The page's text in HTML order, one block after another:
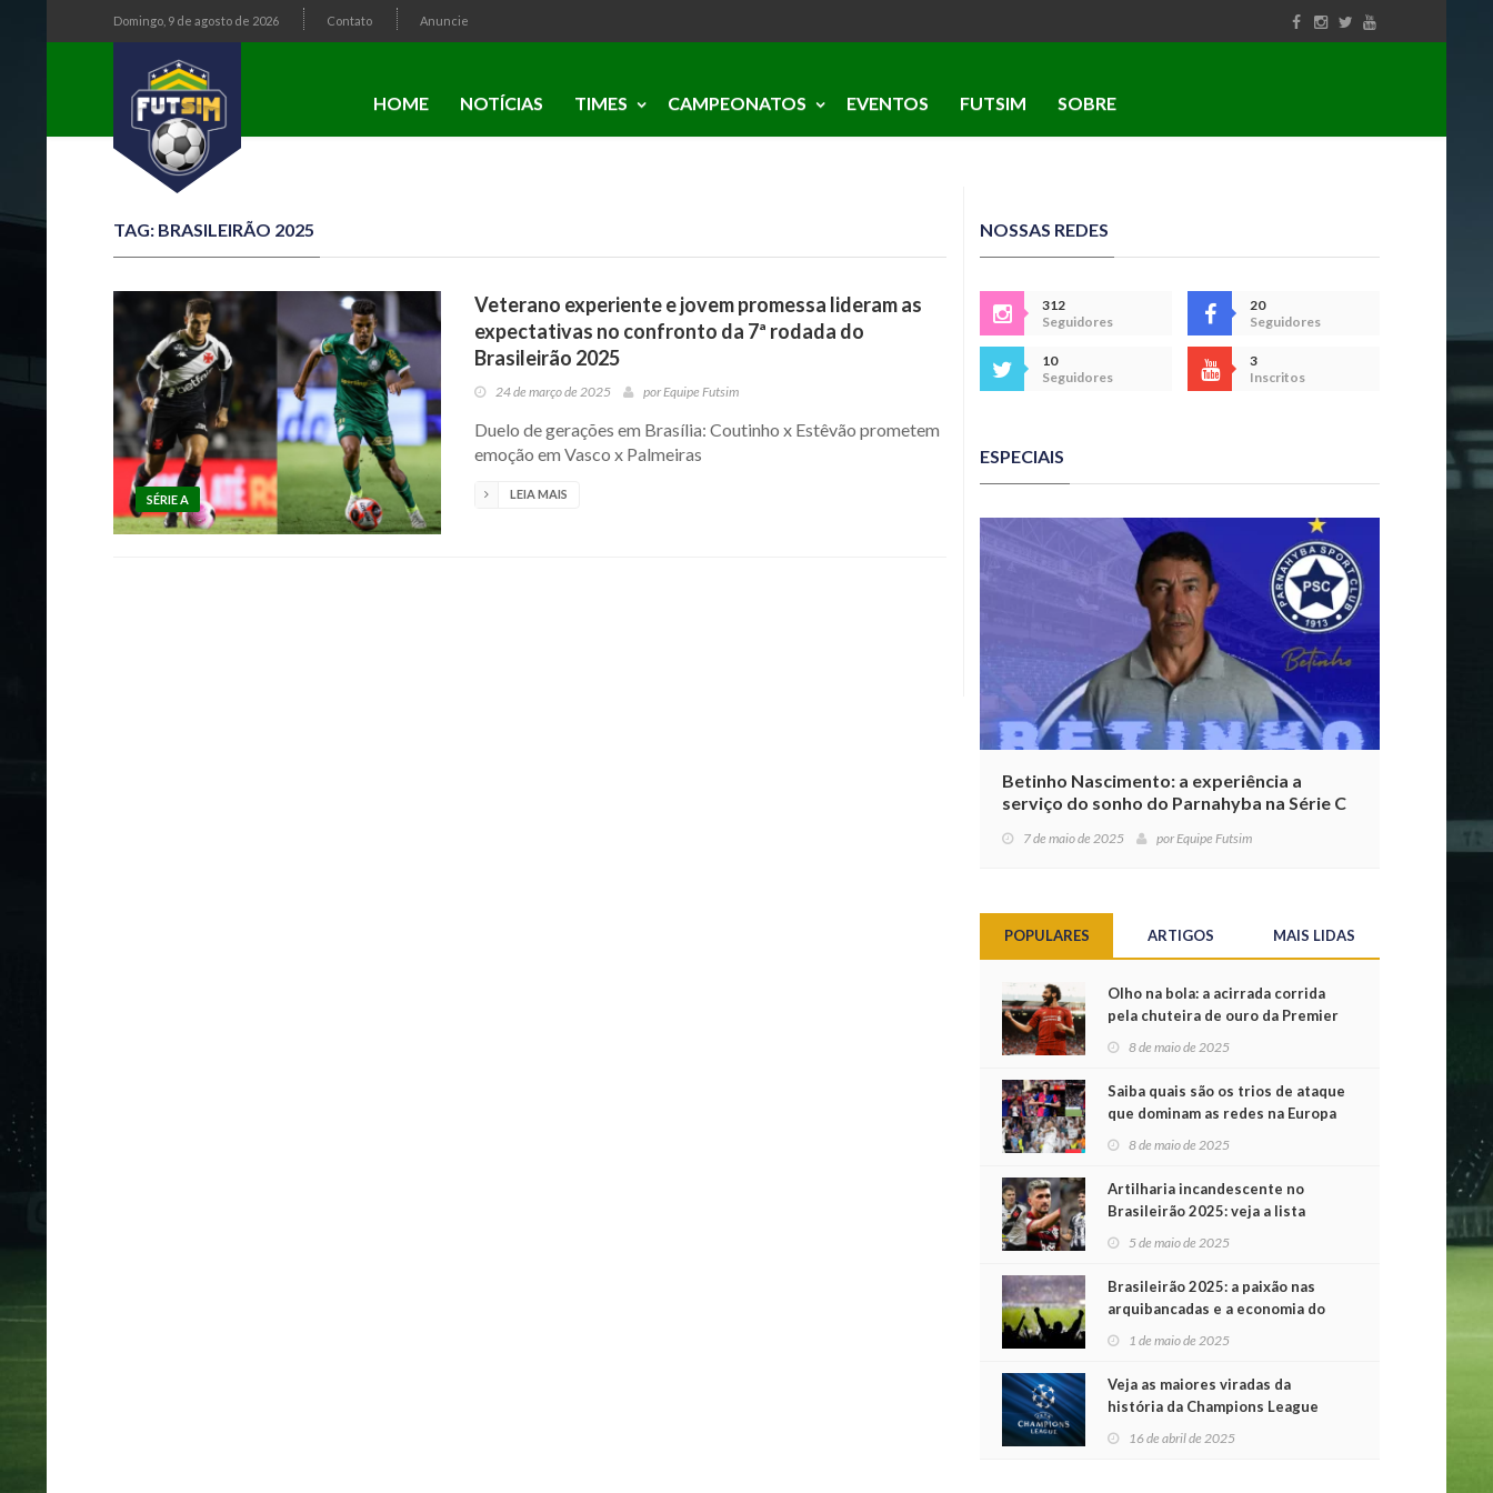
Domingo, 9 de agosto de 2026 Contato Anuncie
HOME NOTÍCIAS TIMES CAMPEONATOS EVENTOS FUTSIM SOBRE
TAG: BRASILEIRÃO 2025
SÉRIE A
Veterano experiente e jovem promessa lideram as
expectativas no confronto da 7ª rodada do
Brasileirão 2025
24 de março de 2025 porEquipe Futsim
Duelo de gerações em Brasília: Coutinho x Estêvão prometem
emoção em Vasco x Palmeiras
LEIA MAIS
NOSSAS REDES
312
Seguidores
20
Seguidores
10
Seguidores
3
Inscritos
ESPECIAIS
Betinho Nascimento: a experiência a
serviço do sonho do Parnahyba na Série C
7 de maio de 2025 porEquipe Futsim
POPULARES ARTIGOS MAIS LIDAS
Olho na bola: a acirrada corrida
pela chuteira de ouro da Premier
League
8 de maio de 2025
Saiba quais são os trios de ataque
que dominam as redes na Europa
8 de maio de 2025
Artilharia incandescente no
Brasileirão 2025: veja a lista
atualizada
5 de maio de 2025
Brasileirão 2025: a paixão nas
arquibancadas e a economia do
futebol na primeira rodada
1 de maio de 2025
Veja as maiores viradas da
história da Champions League
16 de abril de 2025